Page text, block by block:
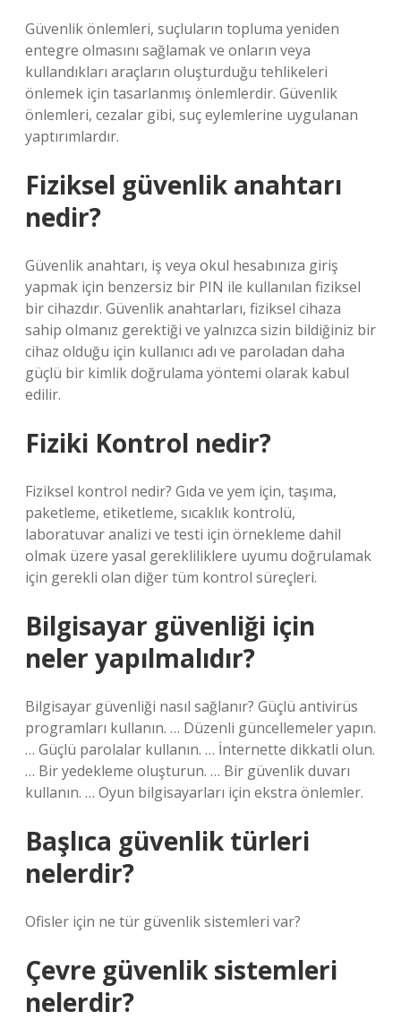
Güvenlik önlemleri, suçluların topluma yeniden
entegre olmasını sağlamak ve onların veya
kullandıkları araçların oluşturduğu tehlikeleri
önlemek için tasarlanmış önlemlerdir. Güvenlik
önlemleri, cezalar gibi, suç eylemlerine uygulanan
yaptırımlardır.
Fiziksel güvenlik anahtarı
nedir?
Güvenlik anahtarı, iş veya okul hesabınıza giriş
yapmak için benzersiz bir PIN ile kullanılan fiziksel
bir cihazdır. Güvenlik anahtarları, fiziksel cihaza
sahip olmanız gerektiği ve yalnızca sizin bildiğiniz bir
cihaz olduğu için kullanıcı adı ve paroladan daha
güçlü bir kimlik doğrulama yöntemi olarak kabul
edilir.
Fiziki Kontrol nedir?
Fiziksel kontrol nedir? Gıda ve yem için, taşıma,
paketleme, etiketleme, sıcaklık kontrolü,
laboratuvar analizi ve testi için örnekleme dahil
olmak üzere yasal gerekliliklere uyumu doğrulamak
için gerekli olan diğer tüm kontrol süreçleri.
Bilgisayar güvenliği için
neler yapılmalıdır?
Bilgisayar güvenliği nasıl sağlanır? Güçlü antivirüs
programları kullanın. … Düzenli güncellemeler yapın.
… Güçlü parolalar kullanın. … İnternette dikkatli olun.
… Bir yedekleme oluşturun. … Bir güvenlik duvarı
kullanın. … Oyun bilgisayarları için ekstra önlemler.
Başlıca güvenlik türleri
nelerdir?
Ofisler için ne tür güvenlik sistemleri var?
Çevre güvenlik sistemleri
nelerdir?